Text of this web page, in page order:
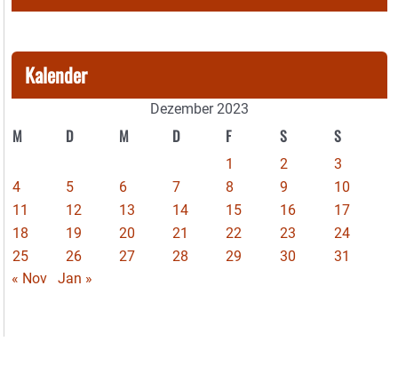
Kalender
Dezember 2023
M D M D F S S
1 2
3
4
5 6 7 8 9
10
11
12 13 14 15 16
17
18
19 20 21 22 23
24
25
26 27 28 29 30
31
« Nov
Jan »